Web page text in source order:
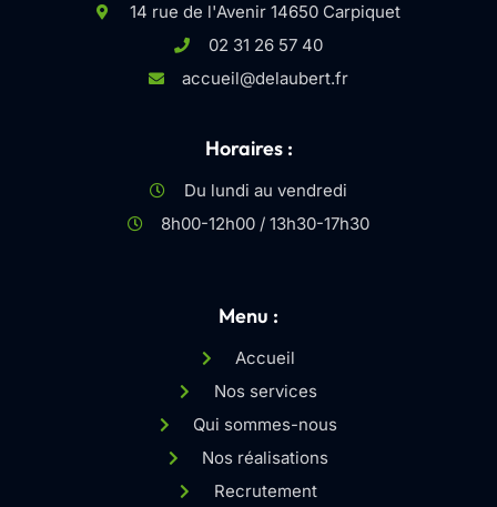
14 rue de l'Avenir 14650 Carpiquet
02 31 26 57 40
accueil@delaubert.fr
Horaires :
Du lundi au vendredi
8h00-12h00 / 13h30-17h30
Menu :
Accueil
Nos services
Qui sommes-nous
Nos réalisations
Recrutement